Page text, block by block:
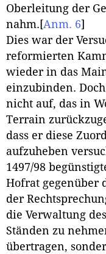
Oberleitung der
nahm. [Anm. 6]
Dies war der
reformierten
wieder in das
einzubinden.
nicht auf, das in
Terrain
dass er diese
aufzuheben
1497/98
Hofrat gegenüber
der
die Verwaltung
Ständen zu
übertragen,